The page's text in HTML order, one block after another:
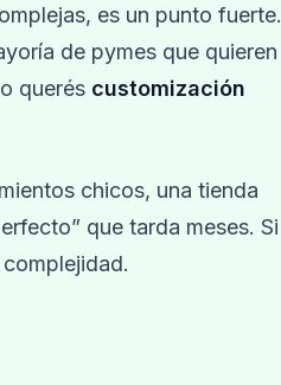
es un punto fuerte.
de pymes que quieren
querés customización
chicos, una tienda
que tarda meses. Si